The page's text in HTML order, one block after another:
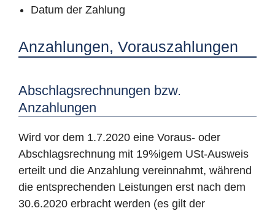
Datum der Zahlung
Anzahlungen, Vorauszahlungen
Abschlagsrechnungen bzw.
Anzahlungen
Wird vor dem 1.7.2020 eine Voraus- oder
Abschlagsrechnung mit 19%igem USt-Ausweis
erteilt und die Anzahlung vereinnahmt, während
die entsprechenden Leistungen erst nach dem
30.6.2020 erbracht werden (es gilt der